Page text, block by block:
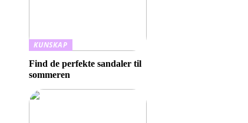
KUNSKAP
Find de perfekte sandaler til
sommeren